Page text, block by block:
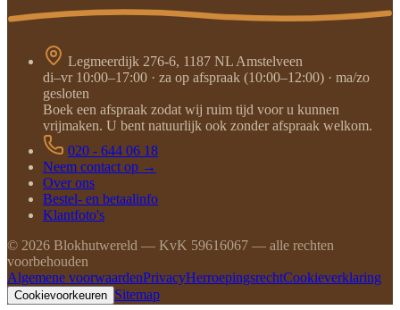
Legmeerdijk 276-6, 1187 NL Amstelveen
di–vr 10:00–17:00 · za op afspraak (10:00–12:00) · ma/zo
gesloten
Boek een afspraak zodat wij ruim tijd voor u kunnen
vrijmaken. U bent natuurlijk ook zonder afspraak welkom.
020 - 644 06 18
Neem contact op →
Over ons
Bestel- en betaalinfo
Klantfoto's
© 2026 Blokhutwereld — KvK 59616067 — alle rechten
voorbehouden
Algemene voorwaardenPrivacyHerroepingsrechtCookieverklaring
Cookievoorkeuren Sitemap